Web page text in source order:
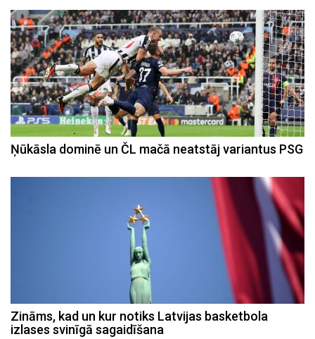
Ņūkāsla dominē un ČL mačā neatstāj variantus PSG
Zināms, kad un kur notiks Latvijas basketbola
izlases svinīgā sagaidīšana